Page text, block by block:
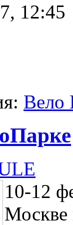
12:45
Вело
10-12
Москве